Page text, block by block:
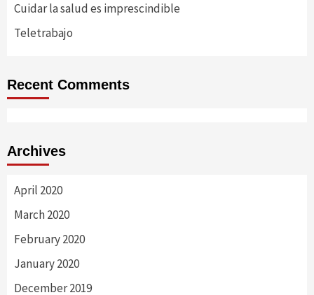
Cuidar la salud es imprescindible
Teletrabajo
Recent Comments
Archives
April 2020
March 2020
February 2020
January 2020
December 2019